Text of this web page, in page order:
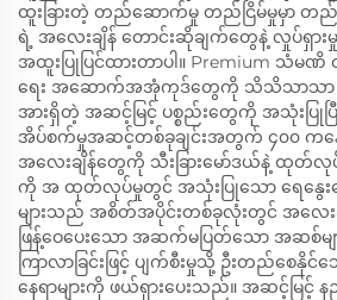
ထူးခြားတဲ့ တည်ဆောက်မှု တည်ငြိမ်မှုမှာ တည်
ရဲ့ အလေးချိန် တောင်းဆိုချက်တွေနဲ့ လှုပ်ရှ
အထူးပြုပြင်ထားတာပါ။ Premium သံ
ရေး အဆောက်အအုံကုဒ်တွေကို သိသိသာသာ
အားရှိတဲ့ အဆင့်မြင့် ပစ္စည်းတွေကို အသုံးပြုပ
အိပ်စက်မှုအဆင့်တစ်ခုချင်းအတွက် ၄၀၀ ကန
အလေးချိန်တွေကို သီးခြားမော်ဒယ်နဲ့ ထု
ကို အ ထုတ်လုပ်မှုတွင် အသုံးပြုသော ရေနွေးထွ
များသည် အစိတ်အပိုင်းတစ်ခုလုံးတွင် အလေး
ဖြန့်ဝေပေးသော အဆက်မပြတ်သော အဆစ်မျာ
ကြာလာခြင်းဖြင့် ပျက်စီးမှုသို့ ဦးတည်စေနိုင်
နေရာများကို ဖယ်ရှားပေးသည်။ အဆင့်မြင့်